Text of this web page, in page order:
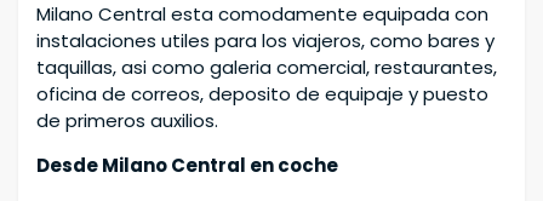
Milano Central esta comodamente equipada con
instalaciones utiles para los viajeros, como bares y
taquillas, asi como galeria comercial, restaurantes,
oficina de correos, deposito de equipaje y puesto
de primeros auxilios.
Desde Milano Central en coche